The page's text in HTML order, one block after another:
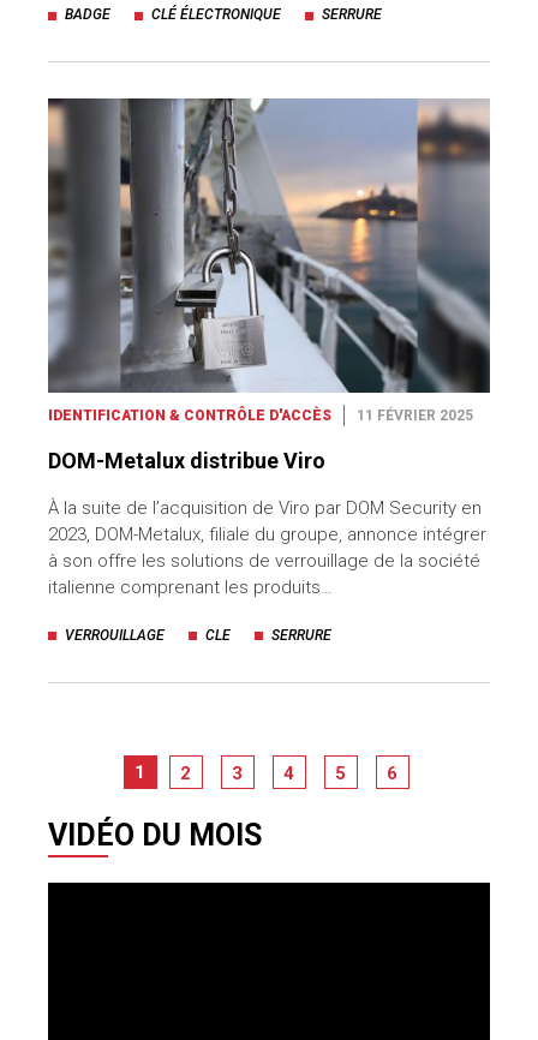
BADGE CLÉ ÉLECTRONIQUE SERRURE
IDENTIFICATION & CONTRÔLE D'ACCÈS 11 FÉVRIER 2025
DOM-Metalux distribue Viro
À la suite de l’acquisition de Viro par DOM Security en
2023, DOM-Metalux, filiale du groupe, annonce intégrer
à son offre les solutions de verrouillage de la société
italienne comprenant les produits…
VERROUILLAGE CLE SERRURE
1 2 3 4 5 6
VIDÉO DU MOIS